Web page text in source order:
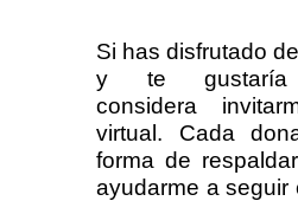
Si has disfrutado
y te gustaría
considera
virtual. Cada
forma de
ayudarme a seguir